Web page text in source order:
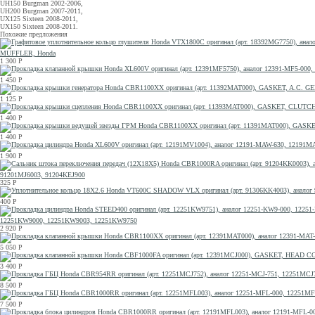
UH150 Burgman 2002-2006,
UH200 Burgman 2007-2011,
UX125 Sixteen 2008-2011,
UX150 Sixteen 2008-2011.
Похожие предложения
MUFFLER, Honda
1 300 Р
1 450 Р
1 125 Р
1 400 Р
1 400 Р
1 900 Р
91201MJ6003, 91204KEJ900
325 Р
400 Р
12251KW9000, 12251KW9003, 12251KW9750
2 920 Р
5 050 Р
3 400 Р
8 500 Р
7 500 Р